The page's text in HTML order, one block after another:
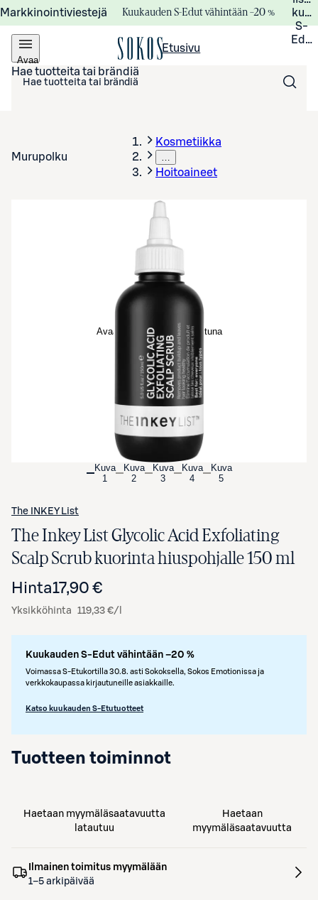
Markkinointiviestejä Kuukauden S-Edut vähintään –20 %
S-
Avaa
valikko
Etusivu
Hae tuotteita tai brändiä
Murupolku
Kosmetiikka
…
Hoitoaineet
Avaa tuotekuva suurennettuna
Kuva
1
Kuva
2
Kuva
3
Kuva
4
Kuva
5
The INKEY List
The Inkey List Glycolic Acid Exfoliating
Scalp Scrub kuorinta hiuspohjalle 150 ml
Hinta17,90 €
Yksikköhinta 119,33 €/l
Kuukauden S-Edut vähintään –20 %
Voimassa S-Etukortilla 30.8. asti Sokoksella, Sokos Emotionissa ja
verkkokaupassa kirjautuneille asiakkaille.
Katso kuukauden S-Etutuotteet
Tuotteen toiminnot
Haetaan myymäläsaatavuutta
latautuu
Haetaan
myymäläsaatavuutta
Ilmainen toimitus myymälään
1–5 arkipäivää